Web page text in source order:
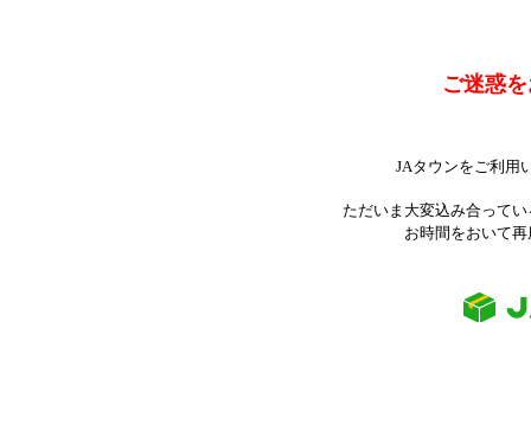
ご迷惑
JAタウンをご利用
ただいま大変込み合って
お時間をおいて